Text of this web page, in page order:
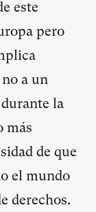
este
pero
a un
la
más
de que
el mundo
derechos.